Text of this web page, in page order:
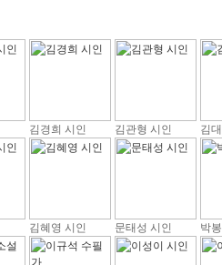
김경희 시인 김관형 시인 김
김혜영 시인 문태성 시인 박